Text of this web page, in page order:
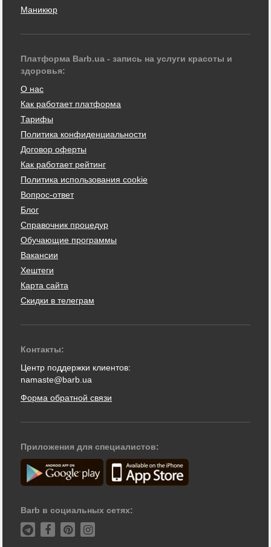
Маникюр
Платформа Barb.ua - запись на услуги красоты и
здоровья:
О нас
Как работает платформа
Тарифы
Политика конфиденциальности
Договор оферты
Как работает рейтинг
Политика использования cookie
Вопрос-ответ
Блог
Справочник процедур
Обучающие программы
Вакансии
Хештеги
Карта сайта
Скидки в телеграм
Контакты:
Центр поддержки клиентов:
namaste@barb.ua
Форма обратной связи
Приложения для специалистов:
Barb в социальных сетях: